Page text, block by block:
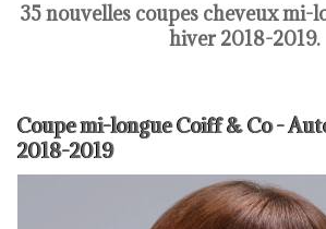
35 nouvelles coupes cheveux mi-
hiver 2018-2019.
Coupe mi-longue Coiff & Co -
2018-2019